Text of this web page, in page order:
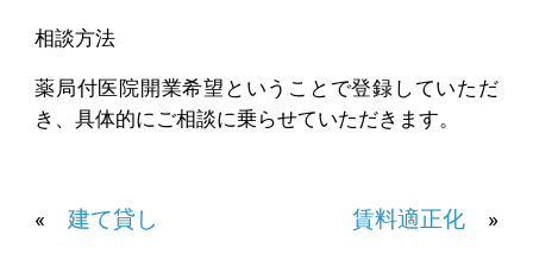
相談方法
薬局付医院開業希望ということで登録していただ
き、具体的にご相談に乗らせていただきます。
«建て貸し 賃料適正化»